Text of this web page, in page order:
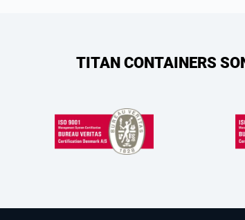
TITAN CONTAINERS